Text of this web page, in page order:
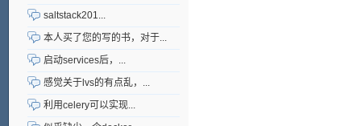
saltstack201...
本人买了您的写的书，对于...
启动services后，...
感觉关于lvs的有点乱，...
利用celery可以实现...